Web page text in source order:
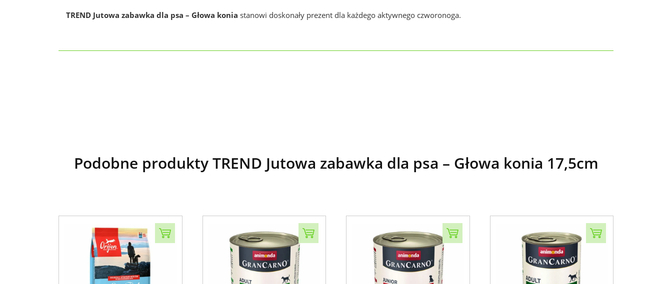
TREND Jutowa zabawka dla psa – Głowa konia stanowi doskonały prezent dla każdego aktywnego czworonoga.
Podobne produkty TREND Jutowa zabawka dla psa – Głowa konia 17,5cm